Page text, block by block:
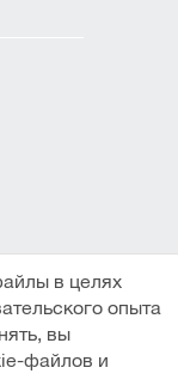
в целях
опыта
вы
файлов и